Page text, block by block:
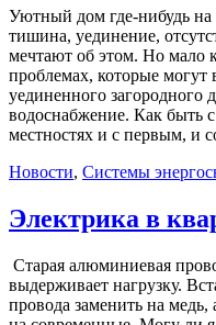
Уютный дом где-нибудь
тишина, уединение,
мечтают об этом. Но мало
проблемах, которые могут
уединенного загородного
водоснабжение. Как быть
местностях и с первым, и
Новости, Системы
Электрика в
Старая алюминиевая
выдерживает нагрузку.
провода заменить на